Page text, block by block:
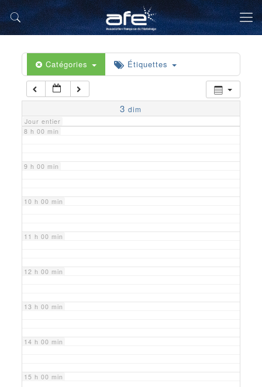
Catégories Étiquettes
3 dim
Jour entier
5 h 00 min
6 h 00 min
7 h 00 min
8 h 00 min
9 h 00 min
10 h 00 min
11 h 00 min
12 h 00 min
13 h 00 min
14 h 00 min
15 h 00 min